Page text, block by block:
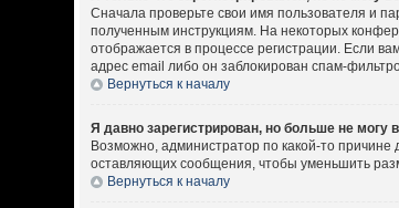
Сначала проверьте свои имя пользователя и
полученным инструкциям. На некоторых
отображается в процессе регистрации. Если
адрес email либо он заблокирован спам-
Вернуться к началу
Я давно зарегистрирован, но больше не могу
Возможно, администратор по какой-то
оставляющих сообщения, чтобы уменьшить
Вернуться к началу